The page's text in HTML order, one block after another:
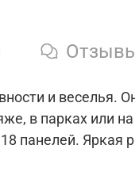
и
в парках
панелей.